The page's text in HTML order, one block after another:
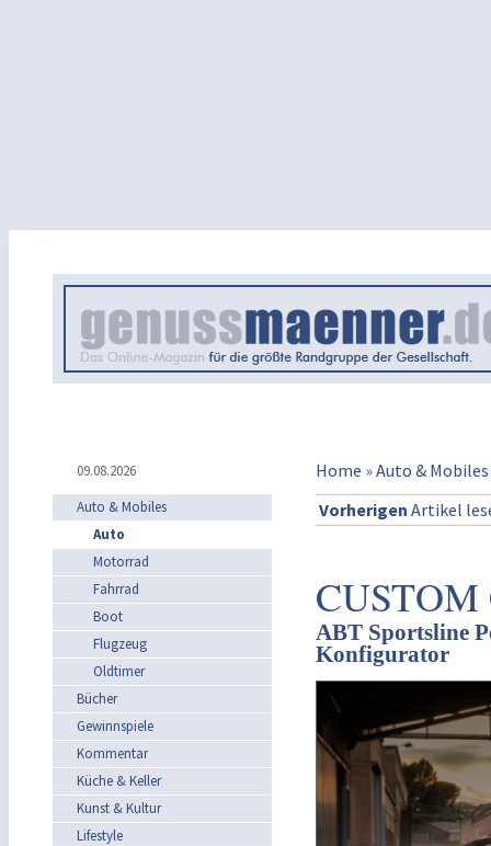
09.08.2026 Home »Auto & Mobiles
Auto & Mobiles
Auto
Motorrad
Fahrrad
Boot
Flugzeug
Oldtimer
Bücher
Gewinnspiele
Kommentar
Küche & Keller
Kunst & Kultur
Lifestyle
Vorherigen Artikel
ABT Sportsline
Konfigurator